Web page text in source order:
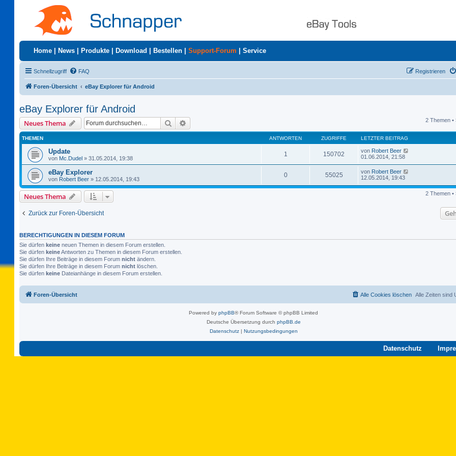
Home News Produkte Download Bestellen Support-Forum Service
Schnellzugriff FAQ Registrieren
Foren-Übersicht eBay Explorer für Android
eBay Explorer für Android
Neues Thema Suche 2 Themen •
THEMEN ANTWORTEN ZUGRIFFE LETZTER BEITRAG
Update
von Mc.Dudel » 31.05.2014, 19:38
1 150702 von Robert Beer
01.06.2014, 21:58
eBay Explorer
von Robert Beer » 12.05.2014, 19:43
0 55025 von Robert Beer
12.05.2014, 19:43
Neues Thema 2 Themen •
Zurück zur Foren-Übersicht
BERECHTIGUNGEN IN DIESEM FORUM
Sie dürfen keine neuen Themen in diesem Forum erstellen.
Sie dürfen keineAntworten zu Themen in diesem Forum erstellen.
Sie dürfen Ihre Beiträge in diesem Forum nicht ändern.
Sie dürfen Ihre Beiträge in diesem Forum nicht löschen.
Sie dürfen keine Dateianhänge in diesem Forum erstellen.
Foren-Übersicht Alle Zeiten sind
Alle Cookies löschen
Powered by phpBB® Forum Software © phpBB Limited
Deutsche Übersetzung durch phpBB.de
Datenschutz| Nutzungsbedingungen
Datenschutz